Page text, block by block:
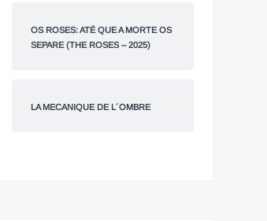
OS ROSES: ATÉ QUE A MORTE OS
SEPARE (THE ROSES – 2025)
LA MECANIQUE DE L´OMBRE